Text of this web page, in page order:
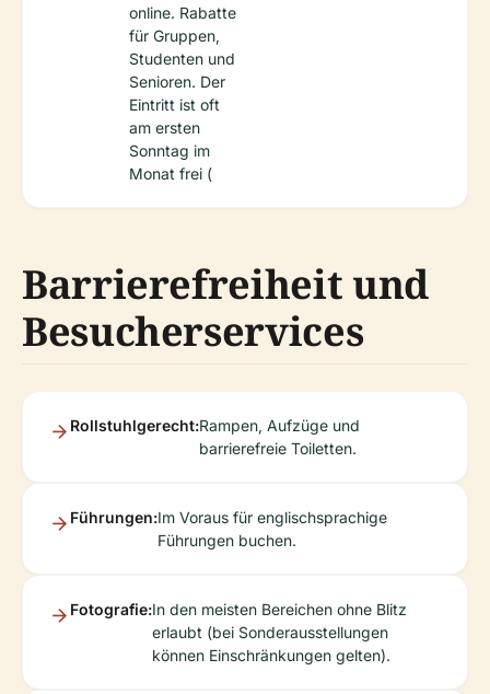
online. Rabatte
für Gruppen,
Studenten und
Senioren. Der
Eintritt ist oft
am ersten
Sonntag im
Monat frei (
Barrierefreiheit und
Besucherservices
Rollstuhlgerecht:Rampen, Aufzüge und
barrierefreie Toiletten.
Führungen:Im Voraus für englischsprachige
Führungen buchen.
Fotografie:In den meisten Bereichen ohne Blitz
erlaubt (bei Sonderausstellungen
können Einschränkungen gelten).